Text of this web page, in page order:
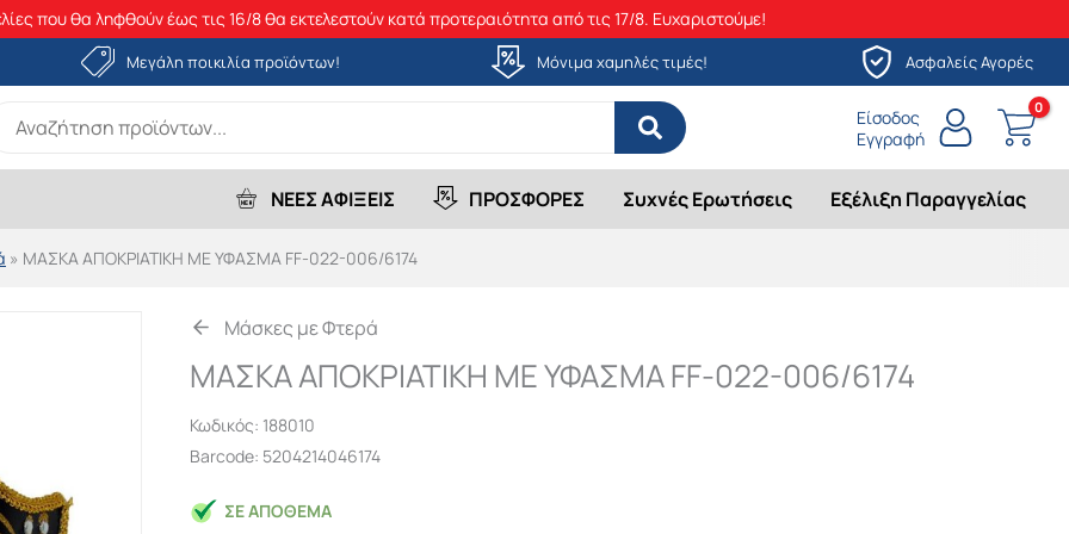
που θα ληφθούν έως τις 16/8 θα εκτελεστούν κατά προτεραιότητα από τις 17/8. Ευχαριστούμε!
Μεγάλη ποικιλία προϊόντων! Μόνιμα χαμηλές τιμές! Ασφαλείς Αγορές
Είσοδος
Εγγραφή
ΝΕΕΣ ΑΦΙΞΕΙΣ ΠΡΟΣΦΟΡΕΣ Συχνές Ερωτήσεις Εξέλιξη Παραγγελίας
» ΜΑΣΚΑ ΑΠΟΚΡΙΑΤΙΚΗ ΜΕ ΥΦΑΣΜΑ FF-022-006/6174
Μάσκες με Φτερά
ΜΑΣΚΑ ΑΠΟΚΡΙΑΤΙΚΗ ΜΕ ΥΦΑΣΜΑ FF-022-006/6174
Κωδικός: 188010
Barcode: 5204214046174
ΣΕ ΑΠΌΘΕΜΑ